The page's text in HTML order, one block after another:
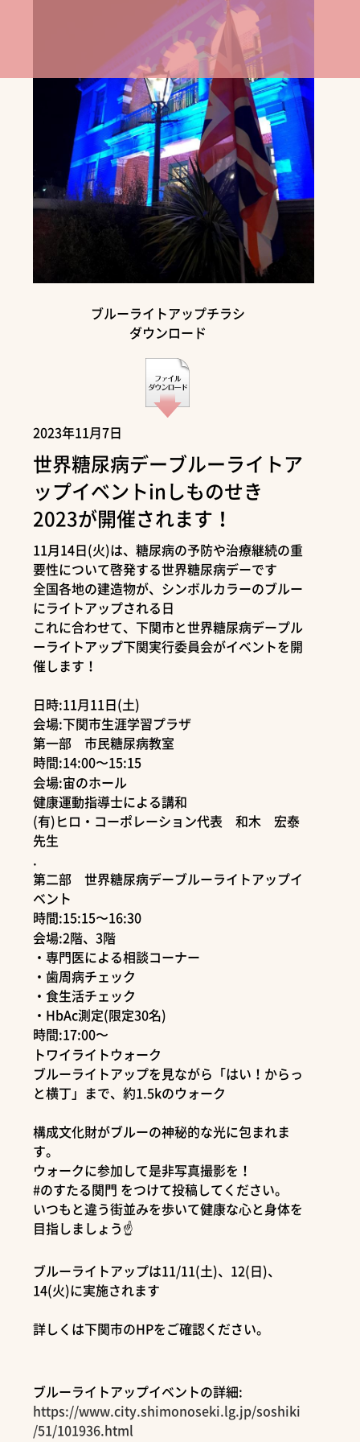
ブルーライトアップチラシ
ダウンロード
2023年11月7日
世界糖尿病デーブルーライトア
ップイベントinしものせき
2023が開催されます！
11月14日(火)は、糖尿病の予防や治療継続の重
要性について啓発する世界糖尿病デーです
全国各地の建造物が、シンボルカラーのブルー
にライトアップされる日
これに合わせて、下関市と世界糖尿病デープル
ーライトアップ下関実行委員会がイベントを開
催します！
日時:11月11日(土)
会場:下関市生涯学習プラザ
第一部 市民糖尿病教室
時間:14:00〜15:15
会場:宙のホール
健康運動指導士による講和
(有)ヒロ・コーポレーション代表 和木 宏泰
先生
.
第二部 世界糖尿病デーブルーライトアップイ
ベント
時間:15:15〜16:30
会場:2階、3階
・専門医による相談コーナー
・歯周病チェック
・食生活チェック
・HbAc測定(限定30名)
時間:17:00〜
トワイライトウォーク
ブルーライトアップを見ながら「はい！からっ
と横丁」まで、約1.5kのウォーク
構成文化財がブルーの神秘的な光に包まれま
す。
ウォークに参加して是非写真撮影を！
#のすたる関門 をつけて投稿してください。
いつもと違う街並みを歩いて健康な心と身体を
目指しましょう☝️
ブルーライトアップは11/11(土)、12(日)、
14(火)に実施されます
詳しくは下関市のHPをご確認ください。
ブルーライトアップイベントの詳細:
https://www.city.shimonoseki.lg.jp/soshiki
/51/101936.html